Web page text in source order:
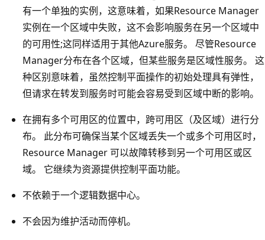
有一个单独的实例，这意味着，如果Resource Manager
实例在一个区域中失败，这不会影响服务在另一个区域中
的可用性;这同样适用于其他Azure服务。 尽管Resource
Manager分布在各个区域，但某些服务是区域性服务。 这
种区别意味着，虽然控制平面操作的初始处理具有弹性，
但请求在转发到服务时可能会容易受到区域中断的影响。
在拥有多个可用区的位置中，跨可用区（及区域）进行分
布。 此分布可确保当某个区域丢失一个或多个可用区时，
Resource Manager 可以故障转移到另一个可用区或区
域。 它继续为资源提供控制平面功能。
不依赖于一个逻辑数据中心。
不会因为维护活动而停机。